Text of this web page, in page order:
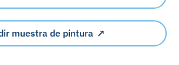
muestra de pintura